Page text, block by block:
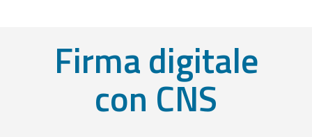
Firma digitale
con CNS